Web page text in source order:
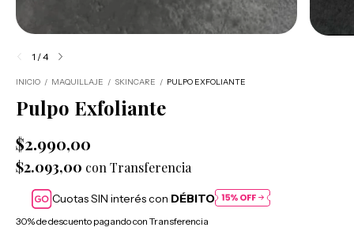
1 /4
INICIO / MAQUILLAJE / SKINCARE / PULPO EXFOLIANTE
Pulpo Exfoliante
$2.990,00
$2.093,00 con Transferencia
Cuotas SIN interés con DÉBITO
30% de descuento pagando con Transferencia